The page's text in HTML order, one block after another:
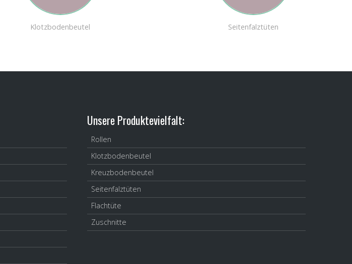
Klotzbodenbeutel Seitenfalztüten
Unsere Produktevielfalt:
Rollen
Klotzbodenbeutel
Kreuzbodenbeutel
Seitenfalztüten
Flachtüte
Zuschnitte